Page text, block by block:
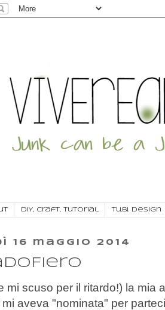
DIY, craft, tutorial Tu.Bi. Design
16 maggio 2014
mi scuso per il ritardo!) la mia
mi aveva "nominata" per